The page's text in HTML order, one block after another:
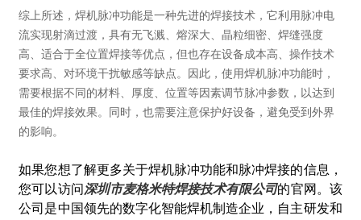
综上所述，焊机脉冲功能是一种先进的焊接技术，它利用脉冲电
流实现射滴过渡，具有无飞溅、熔深大、晶粒细密、焊缝强度
高、适合于全位置焊接等优点，但也存在设备成本高、操作技术
要求高、对环境干扰敏感等缺点。因此，使用焊机脉冲功能时，
需要根据不同的材料、厚度、位置等因素调节脉冲参数，以达到
最佳的焊接效果。同时，也需要注意保护好设备，避免受到外界
的影响。
如果您想了解更多关于焊机脉冲功能和脉冲焊接的信息，
您可以访问 深圳市麦格米特焊接技术有限公司的官网。该
公司是中国领先的数字化智能焊机制造企业，自主研发和